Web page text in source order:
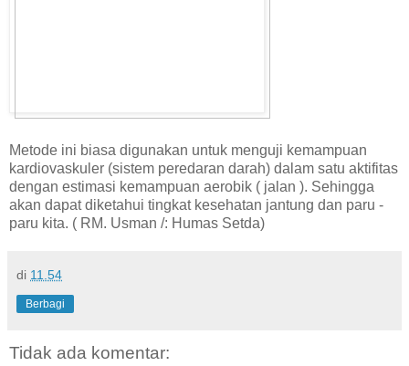
Metode ini biasa digunakan untuk menguji kemampuan
kardiovaskuler (sistem peredaran darah) dalam satu aktifitas
dengan estimasi kemampuan aerobik ( jalan ). Sehingga
akan dapat diketahui tingkat kesehatan jantung dan paru -
paru kita. ( RM. Usman /: Humas Setda)
di 11.54
Berbagi
Tidak ada komentar: